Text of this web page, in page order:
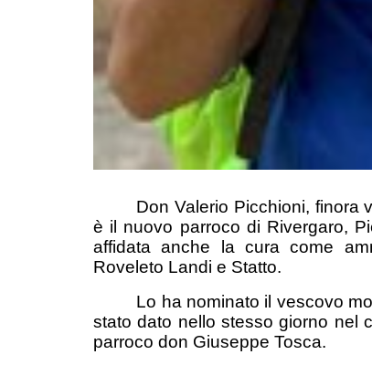
Don Valerio Picchioni, finora
è il nuovo parroco di Rivergaro,
affidata anche la cura come
Roveleto Landi e Statto.
Lo ha nominato il vescovo
stato dato nello stesso giorno nel
parroco don Giuseppe Tosca.